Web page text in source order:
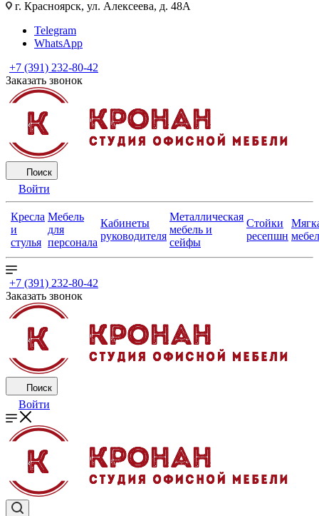
г. Красноярск, ул. Алексеева, д. 48А
Telegram
WhatsApp
+7 (391) 232-80-42
Заказать звонок
Поиск
Войти
Кресла
и
стулья
Мебель
для
персонала
Кабинеты
руководителя
Металлическая
мебель и
сейфы
Стойки
ресепшн
+7 (391) 232-80-42
Заказать звонок
Поиск
Войти